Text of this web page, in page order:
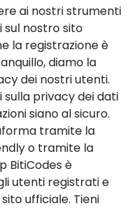
ai nostri strumenti
sul nostro sito
la registrazione è
diamo la
dei nostri utenti.
privacy dei dati
siano al sicuro.
tramite la
o tramite la
BitiCodes è
utenti registrati e
ufficiale. Tieni